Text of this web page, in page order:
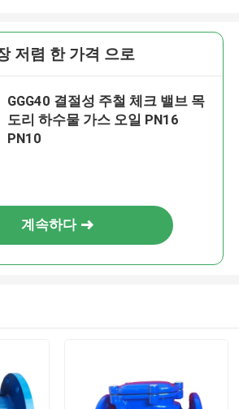
저렴 한 가격 으로
GGG40 결절성 주철 체크 밸브 목
도리 하수물 가스 오일 PN16
PN10
계속하다